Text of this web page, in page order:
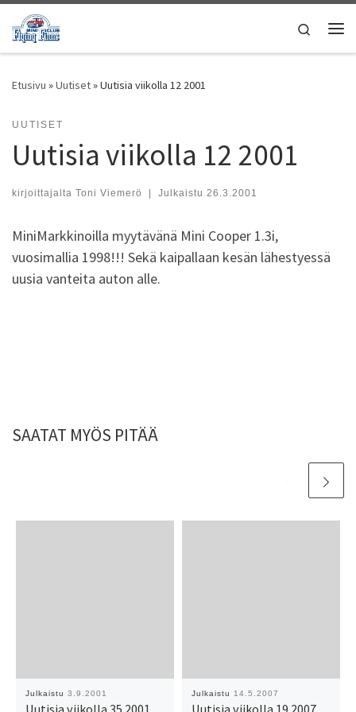
Skip to content
Search
Etusivu »Uutiset»Uutisia viikolla 12 2001
UUTISET
Uutisia viikolla 12 2001
kirjoittajalta Toni Viemerö | Julkaistu 26.3.2001
MiniMarkkinoilla myytävänä Mini Cooper 1.3i,
vuosimallia 1998!!! Sekä kaipallaan kesän lähestyessä
uusia vanteita auton alle.
SAATAT MYÖS PITÄÄ
Julkaistu 3.9.2001 Julkaistu 14.5.2007